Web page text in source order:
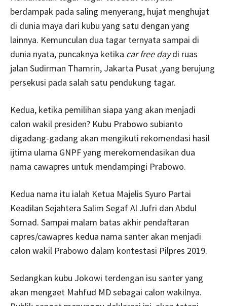
berdampak pada saling menyerang, hujat menghujat
di dunia maya dari kubu yang satu dengan yang
lainnya. Kemunculan dua tagar ternyata sampai di
dunia nyata, puncaknya ketika car free daydi ruas
jalan Sudirman Thamrin, Jakarta Pusat ,yang berujung
persekusi pada salah satu pendukung tagar.
Kedua, ketika pemilihan siapa yang akan menjadi
calon wakil presiden? Kubu Prabowo subianto
digadang-gadang akan mengikuti rekomendasi hasil
ijtima ulama GNPF yang merekomendasikan dua
nama cawapres untuk mendampingi Prabowo.
Kedua nama itu ialah Ketua Majelis Syuro Partai
Keadilan Sejahtera Salim Segaf Al Jufri dan Abdul
Somad. Sampai malam batas akhir pendaftaran
capres/cawapres kedua nama santer akan menjadi
calon wakil Prabowo dalam kontestasi Pilpres 2019.
Sedangkan kubu Jokowi terdengan isu santer yang
akan mengaet Mahfud MD sebagai calon wakilnya.